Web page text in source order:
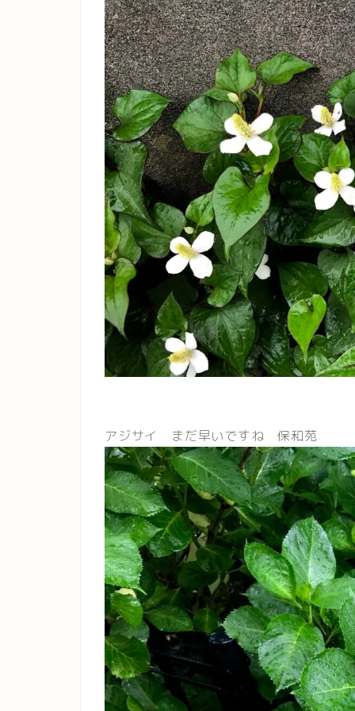
アジサイ まだ早いですね 保和苑